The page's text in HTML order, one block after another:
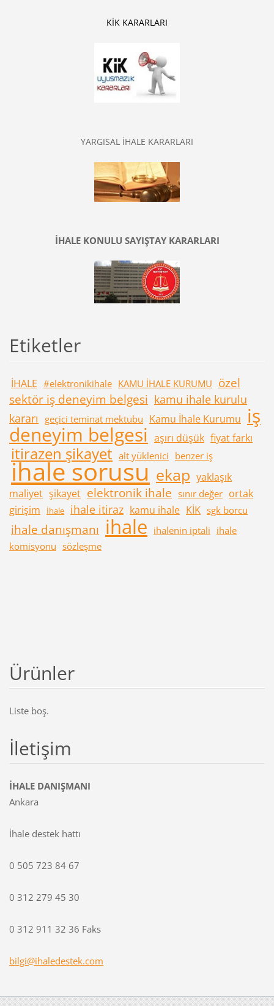
KİK KARARLARI
YARGISAL İHALE KARARLARI
İHALE KONULU SAYIŞTAY KARARLARI
Etiketler
İHALE #elektronikihale KAMU İHALE KURUMU özel
sektör iş deneyim belgesi kamu ihale kurulu
kararı geçici teminat mektubu Kamu İhale Kurumu iş
deneyim belgesi aşırı düşük fiyat farkı
itirazen şikayet alt yüklenici benzer iş
ihale sorusu ekap yaklaşık
maliyet şikayet elektronik ihale sınır değer ortak
girişim
İhale ihale itiraz kamu ihale KİK sgk borcu
ihale danışmanı ihale ihalenin iptali ihale
komisyonu sözleşme
Ürünler
Liste boş.
İletişim
İHALE DANIŞMANI
Ankara
İhale destek hattı
0 505 723 84 67
0 312 279 45 30
0 312 911 32 36 Faks
bilgi@ihaledestek.com